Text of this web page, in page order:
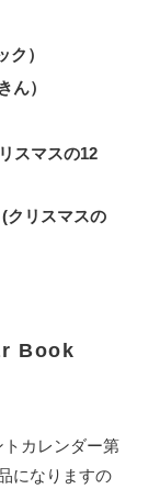
）
ん）
スマスの12
クリスマスの
Book
カレンダー第
になりますの